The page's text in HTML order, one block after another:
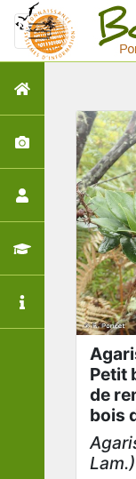
Petit
de
bois